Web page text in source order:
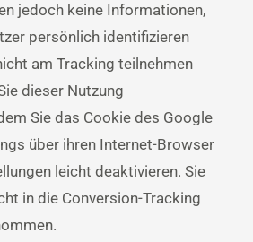
jedoch keine Informationen,
persönlich identifizieren
am Tracking teilnehmen
dieser Nutzung
Sie das Cookie des Google
über ihren Internet-Browser
leicht deaktivieren. Sie
in die Conversion-Tracking